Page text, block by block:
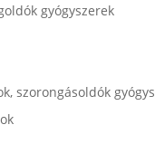
gyógyszerek
szorongásoldók